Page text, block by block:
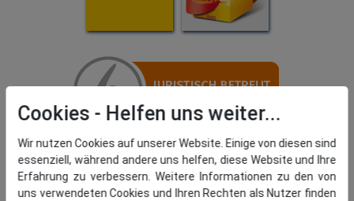
Cookies
Wir nutzen Cookies auf unserer Website. Einige von diesen sind
essenziell, während andere uns helfen, diese Website und Ihre
Erfahrung zu verbessern. Weitere Informationen zu den von
uns verwendeten Cookies und Ihren Rechten als Nutzer finden